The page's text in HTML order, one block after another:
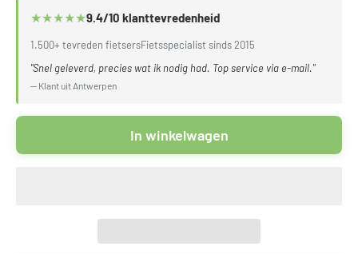
★★★★★9.4/10 klanttevredenheid
1.500+ tevreden fietsersFietsspecialist sinds 2015
"Snel geleverd, precies wat ik nodig had. Top service via e-mail."
— Klant uit Antwerpen
In winkelwagen